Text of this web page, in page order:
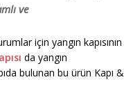
ve
için yangın kapısının
da yangın
bulunan bu ürün Kapı &